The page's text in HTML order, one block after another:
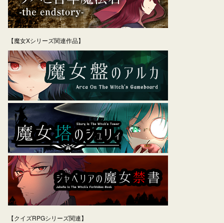
【魔女Xシリーズ関連作品】
【クイズRPGシリーズ関連】